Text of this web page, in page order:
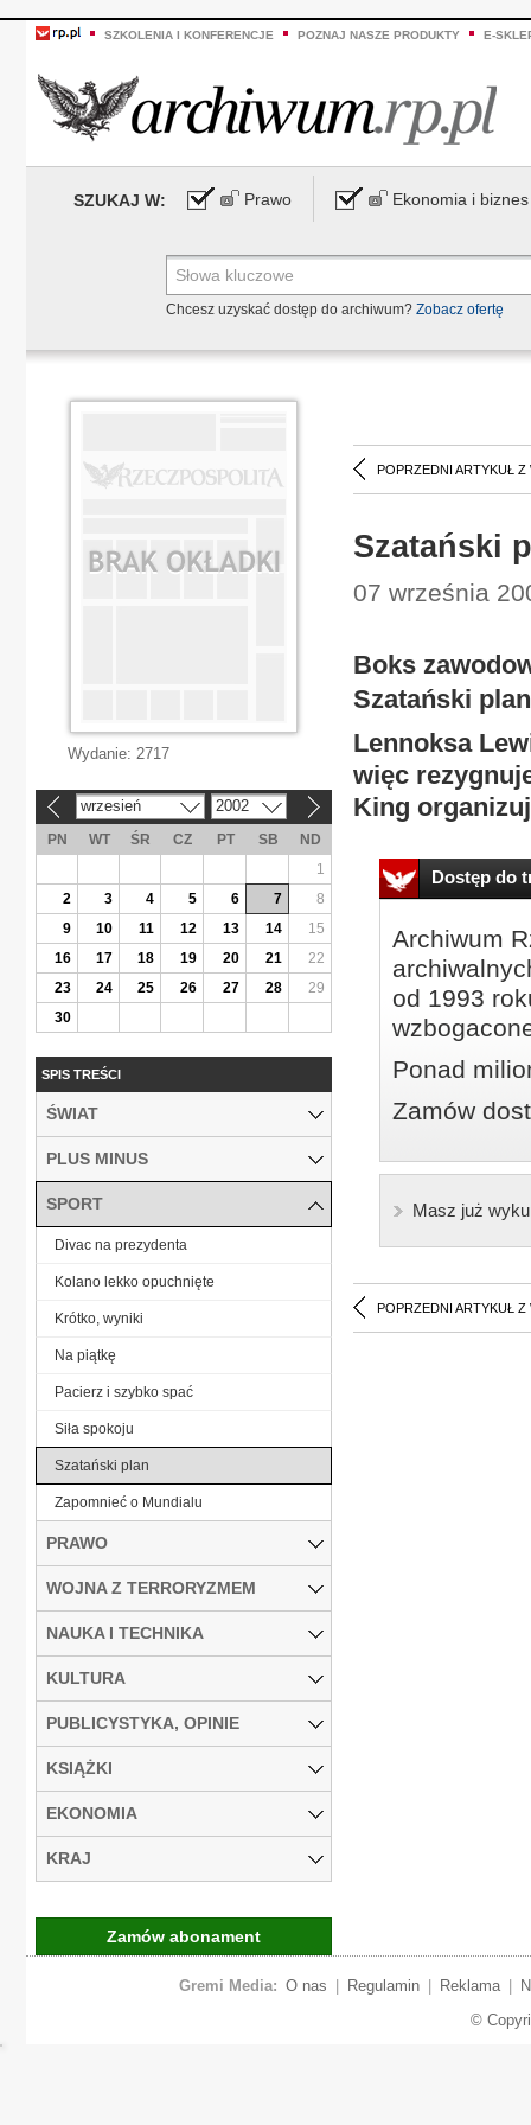
SZKOLENIA I KONFERENCJE POZNAJ NASZE PRODUKTY E-
SZUKAJ W: Prawo Ekonomia i biznes
Chcesz uzyskać dostęp do archiwum? Zobacz ofertę
POPRZEDNI ARTYKUŁ Z
Szatański
07 września
Boks
Szatański plan
Lennoksa
więc
King
Dostęp do
Archiwum
od 1993
Ponad
Zamów
Masz już
POPRZEDNI ARTYKUŁ Z
Wydanie: 2717
wrzesień 2002
PN WT ŚR CZ PT SB
ND
1
2
3 4 5 6 7
8
9
10 11 12 13 14
15
16
17 18 19 20 21
22
23
24 25 26 27 28
29
30
SPIS TREŚCI
ŚWIAT
PLUS MINUS
SPORT
Divac na prezydenta
Kolano lekko opuchnięte
Krótko, wyniki
Na piątkę
Pacierz i szybko spać
Siła spokoju
Szatański plan
Zapomnieć o Mundialu
PRAWO
WOJNA Z TERRORYZMEM
NAUKA I TECHNIKA
KULTURA
PUBLICYSTYKA, OPINIE
KSIĄŻKI
EKONOMIA
KRAJ
Zamów abonament
Gremi Media: O nas Regulamin Reklama
©